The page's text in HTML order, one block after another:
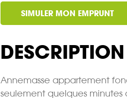
SIMULER MON EMPRUNT
DESCRIPTION
Annemasse appartement
seulement quelques minutes